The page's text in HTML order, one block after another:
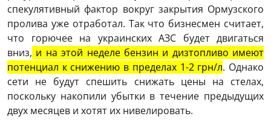
спекулятивный фактор вокруг закрытия Ормузского
пролива уже отработал. Так что бизнесмен считает,
что горючее на украинских АЗС будет двигаться
вниз, и на этой неделе бензин и дизтопливо имеют
потенциал к снижению в пределах 1-2 грн/л. Однако
сети не будут спешить снижать цены на стелах,
поскольку накопили убытки в течение предыдущих
двух месяцев и хотят их нивелировать.